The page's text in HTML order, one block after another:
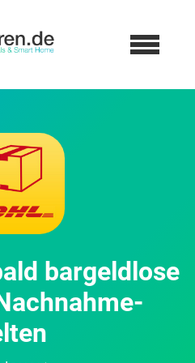
bargeldlose